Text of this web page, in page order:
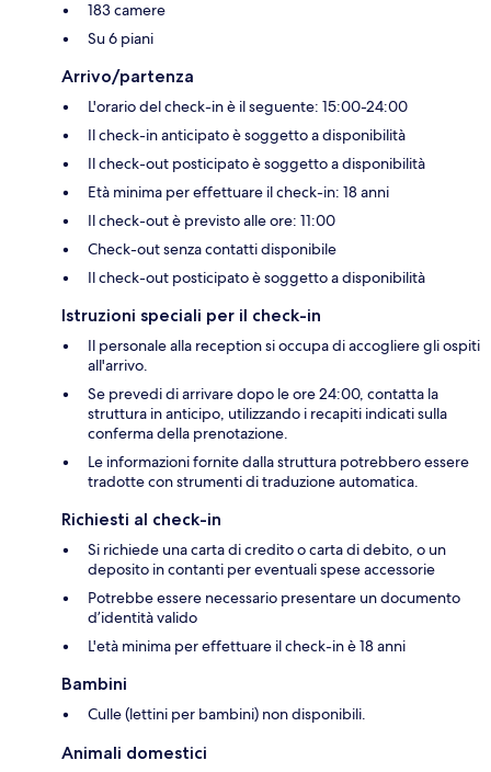
183 camere
Su 6 piani
Arrivo/partenza
L'orario del check-in è il seguente: 15:00-24:00
Il check-in anticipato è soggetto a disponibilità
Il check-out posticipato è soggetto a disponibilità
Età minima per effettuare il check-in: 18 anni
Il check-out è previsto alle ore: 11:00
Check-out senza contatti disponibile
Il check-out posticipato è soggetto a disponibilità
Istruzioni speciali per il check-in
Il personale alla reception si occupa di accogliere gli ospiti
all'arrivo.
Se prevedi di arrivare dopo le ore 24:00, contatta la
struttura in anticipo, utilizzando i recapiti indicati sulla
conferma della prenotazione.
Le informazioni fornite dalla struttura potrebbero essere
tradotte con strumenti di traduzione automatica.
Richiesti al check-in
Si richiede una carta di credito o carta di debito, o un
deposito in contanti per eventuali spese accessorie
Potrebbe essere necessario presentare un documento
d’identità valido
L'età minima per effettuare il check-in è 18 anni
Bambini
Culle (lettini per bambini) non disponibili.
Animali domestici